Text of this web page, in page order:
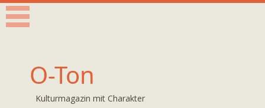
O-Ton
Kulturmagazin mit Charakter